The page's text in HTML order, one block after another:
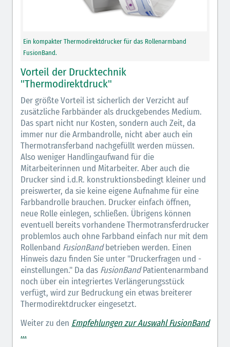
Ein kompakter Thermodirektdrucker für das Rollenarmband
FusionBand.
Vorteil der Drucktechnik
"Thermodirektdruck"
Der größte Vorteil ist sicherlich der Verzicht auf
zusätzliche Farbbänder als druckgebendes Medium.
Das spart nicht nur Kosten, sondern auch Zeit, da
immer nur die Armbandrolle, nicht aber auch ein
Thermotransferband nachgefüllt werden müssen.
Also weniger Handlingaufwand für die
Mitarbeiterinnen und Mitarbeiter. Aber auch die
Drucker sind i.d.R. konstruktionsbedingt kleiner und
preiswerter, da sie keine eigene Aufnahme für eine
Farbbandrolle brauchen. Drucker einfach öffnen,
neue Rolle einlegen, schließen. Übrigens können
eventuell bereits vorhandene Thermotransferdrucker
problemlos auch ohne Farbband einfach nur mit dem
Rollenband FusionBandbetrieben werden. Einen
Hinweis dazu finden Sie unter "Druckerfragen und -
einstellungen." Da das FusionBandPatientenarmband
noch über ein integriertes Verlängerungsstück
verfügt, wird zur Bedruckung ein etwas breiterer
Thermodirektdrucker eingesetzt.
Weiter zu den Empfehlungen zur Auswahl FusionBand
...